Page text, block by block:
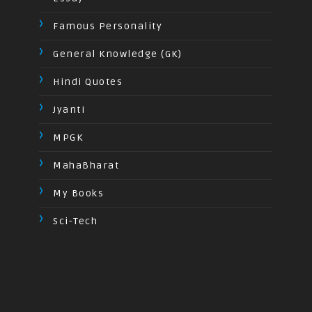
Famous Personality
General Knowledge (GK)
Hindi Quotes
Jyanti
MPGK
MahaBharat
My Books
Sci-Tech